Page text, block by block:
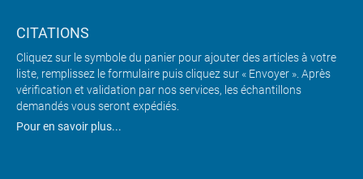
CITATIONS
Cliquez sur le symbole du panier pour ajouter des articles à votre
liste, remplissez le formulaire puis cliquez sur « Envoyer ». Après
vérification et validation par nos services, les échantillons
demandés vous seront expédiés.
Pour en savoir plus...